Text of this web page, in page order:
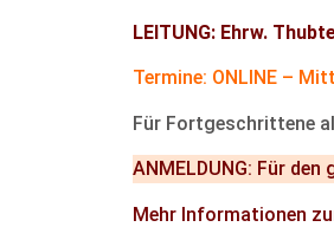
LEITUNG: Ehrw.
Termine: ONLINE –
Für Fortgeschrittene
ANMELDUNG: Für
Mehr Informationen